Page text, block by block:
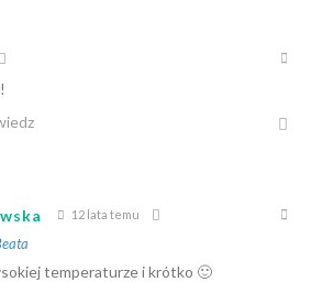
12 lata temu
temperaturze i krótko 🙂